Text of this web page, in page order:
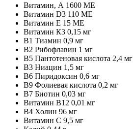
Витамин, А 1600 МЕ
Витамин D3 110 МЕ
Витамин Е 15 МЕ
Витамин К3 0,15 мг
В1 Тиамин 0,9 мг
В2 Рибофлавин 1 мг
В5 Пантотеновая кислота 2,4 мг
В3 Ниацин 1,5 мг
В6 Пиридоксин 0,6 мг
В9 Фолиевая кислота 0,2 мг
В7 Биотин 0,03 мг
Витамин В12 0,01 мг
В4 Холин 96 мг
Витамин С 9,5 мг